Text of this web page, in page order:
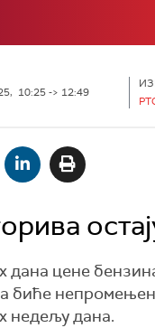
10:25 -> 12:49
дана цене
биће
недељу дана.